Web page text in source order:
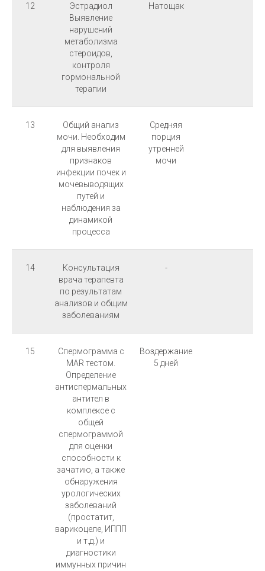
12
Эстрадиол
Выявление
нарушений
метаболизма
стероидов,
контроля
гормональной
терапии
Натощак
13
Общий анализ
мочи. Необходим
для выявления
признаков
инфекции почек и
мочевыводящих
путей и
наблюдения за
динамикой
процесса
Средняя
порция
утренней
мочи
14
Консультация
врача терапевта
по результатам
анализов и общим
заболеваниям
-
15
Спермограмма с
MAR тестом.
Определение
антиспермальных
антител в
комплексе с
общей
спермограммой
для оценки
способности к
зачатию, а также
обнаружения
урологических
заболеваний
(простатит,
варикоцеле, ИППП
и т.д.) и
диагностики
иммунных причин
Воздержание
5 дней